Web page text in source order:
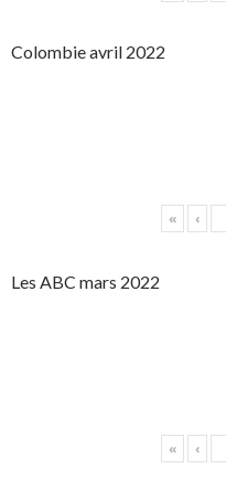
Colombie avril 2022
« ‹
Les ABC mars 2022
« ‹